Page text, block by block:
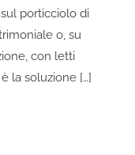
porticciolo di
o, su
con letti
la soluzione […]